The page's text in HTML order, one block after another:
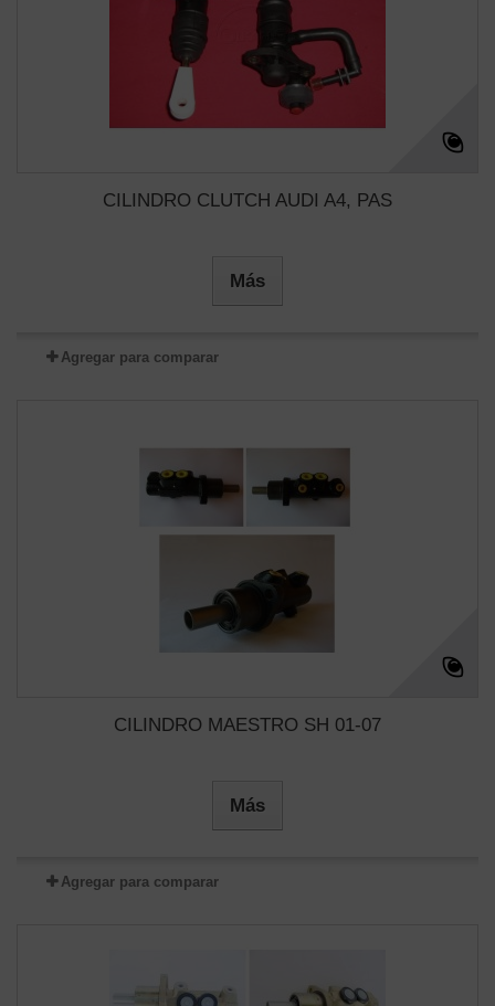
CILINDRO CLUTCH AUDI A4, PAS
Más
Agregar para comparar
CILINDRO MAESTRO SH 01-07
Más
Agregar para comparar